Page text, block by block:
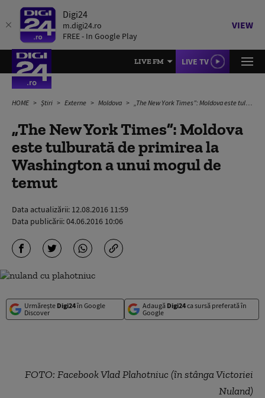
Digi24
m.digi24.ro
FREE - In Google Play
VIEW
LIVE FM LIVE TV
HOME Știri Externe Moldova „The New York Times”: Moldova este tulburată de primirea la Washington a unui mogul de temut
„The New York Times”: Moldova
este tulburată de primirea la
Washington a unui mogul de
temut
Data actualizării: 12.08.2016 11:59
Data publicării:04.06.2016 10:06
Urmărește Digi24în Google
Discover
Adaugă Digi24ca sursă preferată în
Google
FOTO: Facebook Vlad Plahotniuc (în stânga Victoriei
Nuland)